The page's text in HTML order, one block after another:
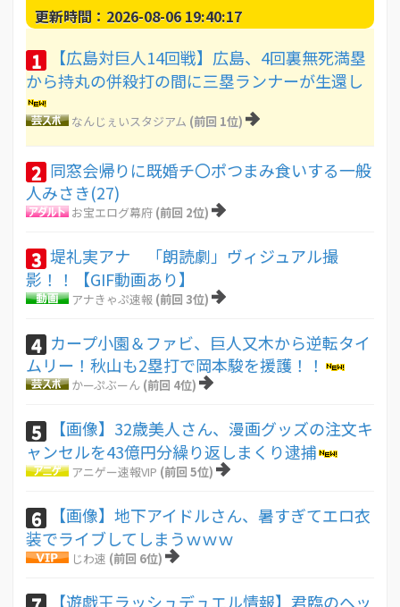
更新時間：2026-08-06 19:40:17
1
【広島対巨人14回戦】広島、4回裏無死満塁
から持丸の併殺打の間に三塁ランナーが生還し
なんじぇいスタジアム (前回 1位)
2 同窓会帰りに既婚チ〇ポつまみ食いする一般
人みさき(27)
お宝エログ幕府 (前回 2位)
3 堤礼実アナ 「朗読劇」ヴィジュアル撮
影！！【GIF動画あり】
アナきゃぷ速報 (前回 3位)
4 カープ小園＆ファビ、巨人又木から逆転タイ
ムリー！秋山も2塁打で岡本駿を援護！！
かーぷぶーん (前回 4位)
5
【画像】32歳美人さん、漫画グッズの注文キ
ャンセルを43億円分繰り返しまくり逮捕
アニゲー速報VIP (前回 5位)
6
【画像】地下アイドルさん、暑すぎてエロ衣
装でライブしてしまうｗｗｗ
じわ速 (前回 6位)
【遊戯王ラッシュデュエル情報】君臨のヘッ